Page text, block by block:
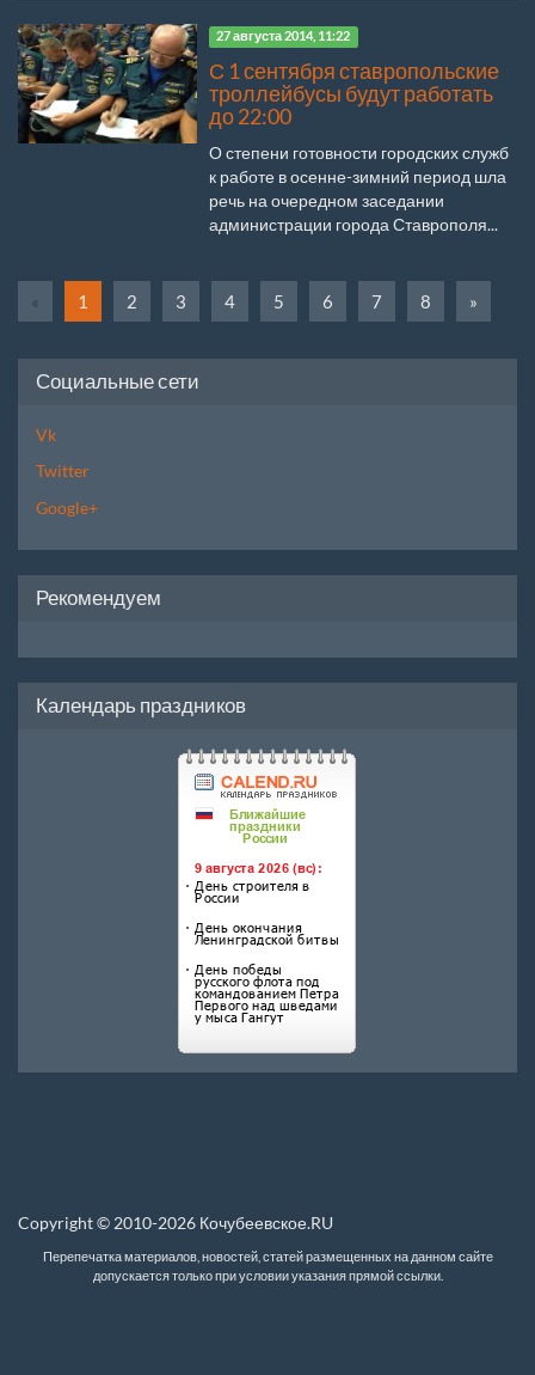
27 августа 2014, 11:22
С 1 сентября ставропольские
троллейбусы будут работать
до 22:00
О степени готовности городских служб
к работе в осенне-зимний период шла
речь на очередном заседании
администрации города Ставрополя...
« 1 2 3 4 5 6 7 8 »
Социальные сети
Vk
Twitter
Google+
Рекомендуем
Календарь праздников
Copyright © 2010-2026 Кочубеевское.RU
Перепечатка материалов, новостей, статей размещенных на данном сайте
допускается только при условии указания прямой ссылки.